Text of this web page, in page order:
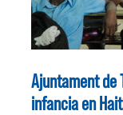
Ajuntament de
infancia en